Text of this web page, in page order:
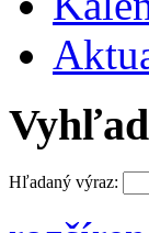
Hľadaný výraz: